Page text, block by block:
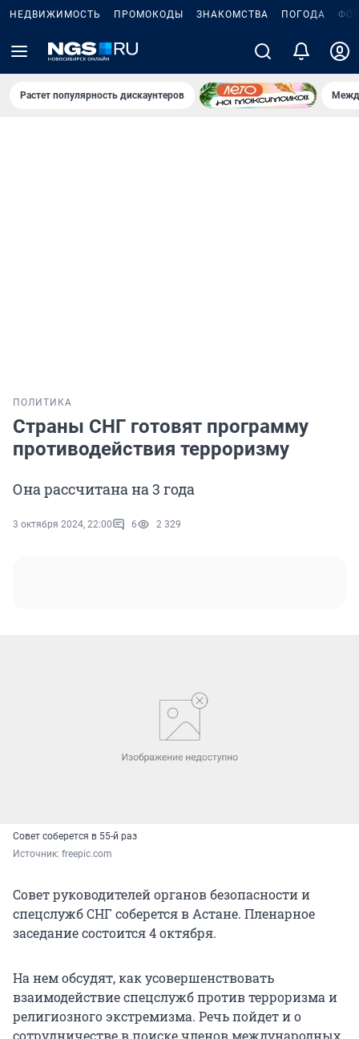
НЕДВИЖИМОСТЬ ПРОМОКОДЫ ЗНАКОМСТВА ПОГОДА
Растет популярность дискаунтеров
ПОЛИТИКА
Страны СНГ готовят программу
противодействия терроризму
Она рассчитана на 3 года
3 октября 2024, 22:00 6 2 329
Совет соберется в 55-й раз
Источник: freepic.com
Совет руководителей органов безопасности и
спецслужб СНГ соберется в Астане. Пленарное
заседание состоится 4 октября.
На нем обсудят, как усовершенствовать
взаимодействие спецслужб против терроризма и
религиозного экстремизма. Речь пойдет и о
сотрудничестве в поиске членов международных